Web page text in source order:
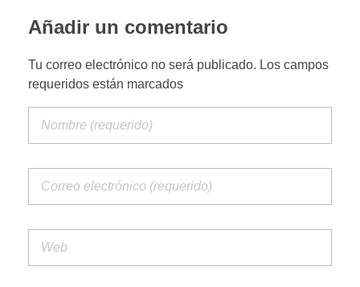
Añadir un comentario
Tu correo electrónico no será publicado. Los campos
requeridos están marcados